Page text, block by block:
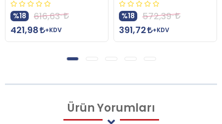
%18
616,63
421,98
+KDV
%18
572,39
391,72
+KDV
ÜrünYorumları